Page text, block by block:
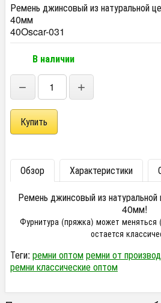
Ремень джинсовый из натуральной
40мм
40Oscar-031
В наличии
− +
Обзор Характеристики
Ремень джинсовый из
40мм!
Фурнитура (пряжка) может
остается
Теги: ремни оптомремни от
ремни классические оптом